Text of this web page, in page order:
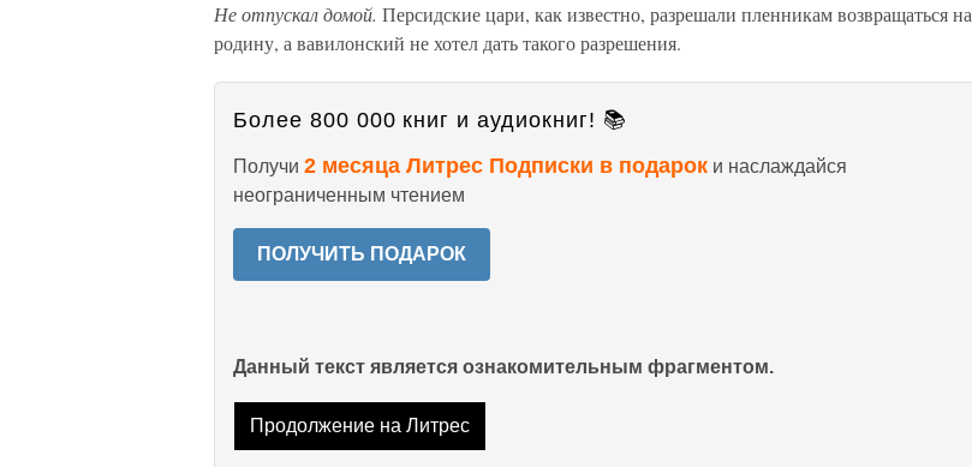
Не отпускал домой. Персидские цари, как известно, разрешали пленникам возвращаться на
родину, а вавилонский не хотел дать такого разрешения.
Более 800 000 книг и аудиокниг! 📚
Получи 2 месяца Литрес Подписки в подарок и наслаждайся
неограниченным чтением
ПОЛУЧИТЬ ПОДАРОК
Данный текст является ознакомительным фрагментом.
Продолжение на Литрес